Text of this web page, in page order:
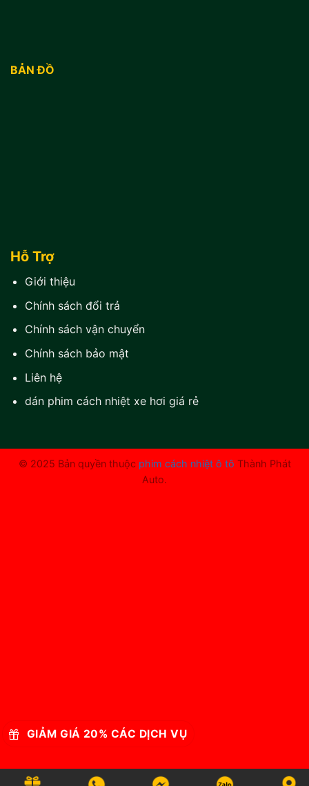
BẢN ĐỒ
Hỗ Trợ
Giới thiệu
Chính sách đổi trả
Chính sách vận chuyển
Chính sách bảo mật
Liên hệ
dán phim cách nhiệt xe hơi giá rẻ
GIẢM GIÁ 20% CÁC DỊCH VỤ
© 2025 Bản quyền thuộc phim cách nhiệt ô tô Thành Phát
Auto.